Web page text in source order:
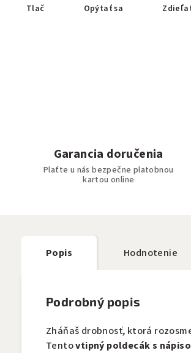
Tlač Opýtať sa
Garancia doručenia
Plaťte u nás bezpečne platobnou
kartou online
Popis Hodnotenie
Podrobný popis
Zháňaš drobnosť, ktorá
Tentovtipný poldecák s